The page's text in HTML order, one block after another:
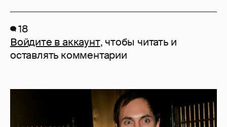
18
Войдите в аккаунт, чтобы читать и
оставлять комментарии